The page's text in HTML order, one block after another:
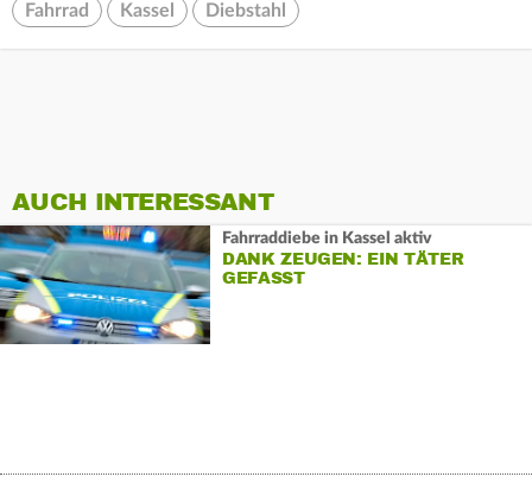
Fahrrad Kassel Diebstahl
AUCH INTERESSANT
Fahrraddiebe in Kassel aktiv
DANK ZEUGEN: EIN TÄTER
GEFASST